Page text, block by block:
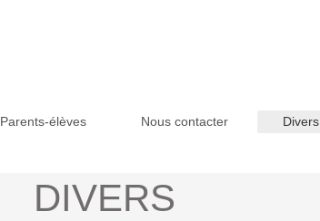
Parents-élèves Nous contacter Divers
DIVERS